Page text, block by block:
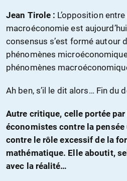
Jean Tirole : L’opposition
macroéconomie est
consensus s’est formé autour
phénomènes
phénomènes
Ah ben, s’il le dit alors… Fin du
Autre critique, celle portée
économistes contre la
contre le rôle excessif de la
mathématique. Elle aboutit,
avec la réalité…